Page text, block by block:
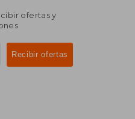
ofertas y